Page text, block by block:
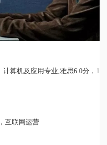
算机及应用专业,雅思6.0分，1
互联网运营